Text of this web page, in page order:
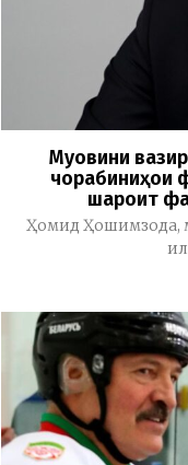
Муовини
чорабиниҳои
шароит
Ҳомид Ҳошимзода,